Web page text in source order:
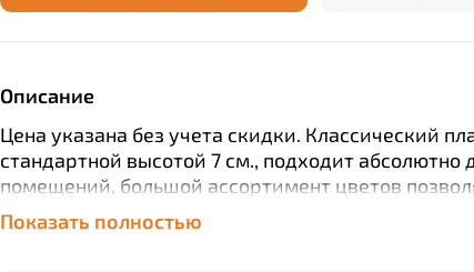
Описание
Цена указана без учета скидки. Классический
стандартной высотой 7 см., подходит абсолютно
помещений, большой ассортимент цветов
точно подобрать материал под дизайн интерьера
покрытия.
Показать полностью